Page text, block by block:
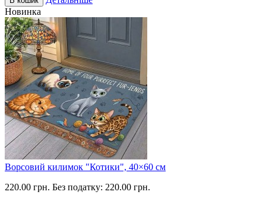
Новинка
Ворсовий килимок "Котики", 40×60 см
220.00 грн. Без податку: 220.00 грн.